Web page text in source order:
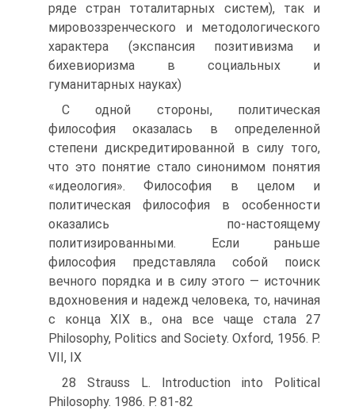
ряде стран тоталитарных систем), так и
мировоззренческого и методологического
характера (экспансия позитивизма и
бихевиоризма в социальных и
гуманитарных науках)
С одной стороны, политическая
философия оказалась в определенной
степени дискредитированной в силу того,
что это понятие стало синонимом понятия
«идеология». Философия в целом и
политическая философия в особенности
оказались по-настоящему
политизированными. Если раньше
философия представляла собой поиск
вечного порядка и в силу этого — источник
вдохновения и надежд человека, то, начиная
с конца XIX в., она все чаще стала 27
Philosophy, Politics and Society. Oxford, 1956. P.
VII, IX
28 Strauss L. Introduction into Political
Philosophy. 1986. P. 81-82